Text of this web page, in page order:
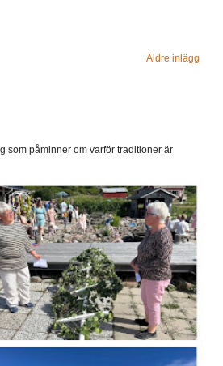
Äldre inlägg
som påminner om varför traditioner är